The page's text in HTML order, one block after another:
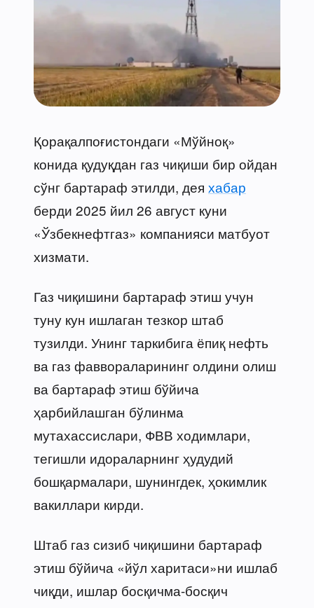
Қорақалпоғистондаги «Мўйноқ»
конида қудуқдан газ чиқиши бир ойдан
сўнг бартараф этилди, дея хабар
берди 2025 йил 26 август куни
«Ўзбекнефтгаз» компанияси матбуот
хизмати.
Газ чиқишини бартараф этиш учун
туну кун ишлаган тезкор штаб
тузилди. Унинг таркибига ёпиқ нефть
ва газ фаввораларининг олдини олиш
ва бартараф этиш бўйича
ҳарбийлашган бўлинма
мутахассислари, ФВВ ходимлари,
тегишли идораларнинг ҳудудий
бошқармалари, шунингдек, ҳокимлик
вакиллари кирди.
Штаб газ сизиб чиқишини бартараф
этиш бўйича «йўл харитаси»ни ишлаб
чиқди, ишлар босқичма-босқич